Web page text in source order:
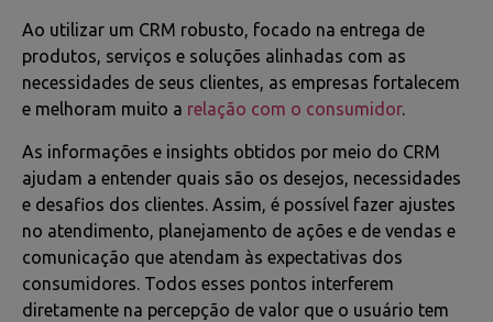
Ao utilizar um CRM robusto, focado na entrega de
produtos, serviços e soluções alinhadas com as
necessidades de seus clientes, as empresas fortalecem
e melhoram muito a relação com o consumidor.
As informações e insights obtidos por meio do CRM
ajudam a entender quais são os desejos, necessidades
e desafios dos clientes. Assim, é possível fazer ajustes
no atendimento, planejamento de ações e de vendas e
comunicação que atendam às expectativas dos
consumidores. Todos esses pontos interferem
diretamente na percepção de valor que o usuário tem